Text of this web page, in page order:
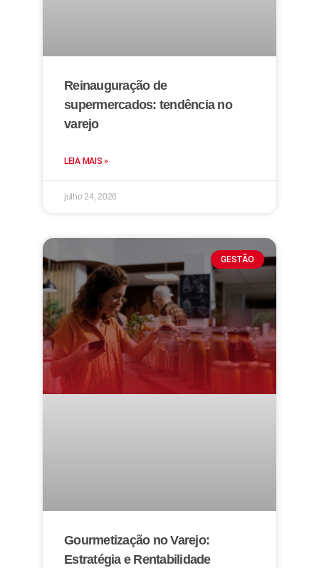
Reinauguração de
supermercados: tendência no
varejo
LEIA MAIS »
julho 24, 2026
GESTÃO
Gourmetização no Varejo:
Estratégia e Rentabilidade